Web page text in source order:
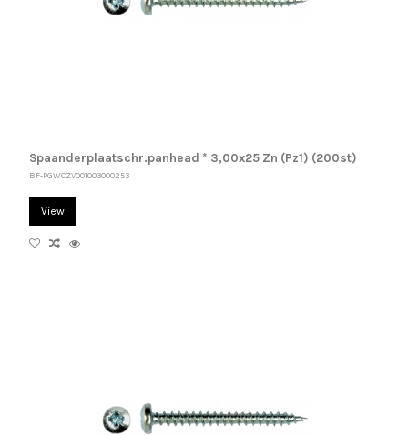
Spaanderplaatschr.panhead * 3,00x25 Zn (Pz1) (200st)
BF-PGWCZV001003000253
View